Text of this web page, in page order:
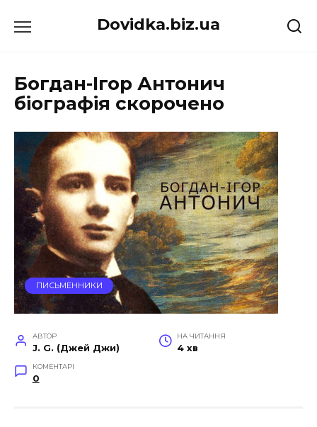
до
Dovidka.biz.ua
Богдан-Ігор Антонич
біографія скорочено
ПИСЬМЕННИКИ
АВТОР
J. G. (Джей Джи)
НА ЧИТАННЯ
4 хв
КОМЕНТАРІ
0